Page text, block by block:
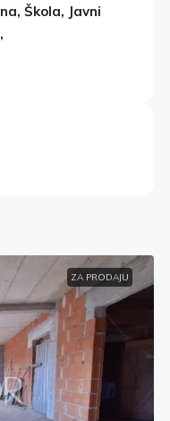
Škola, Javni
ZA PRODAJU